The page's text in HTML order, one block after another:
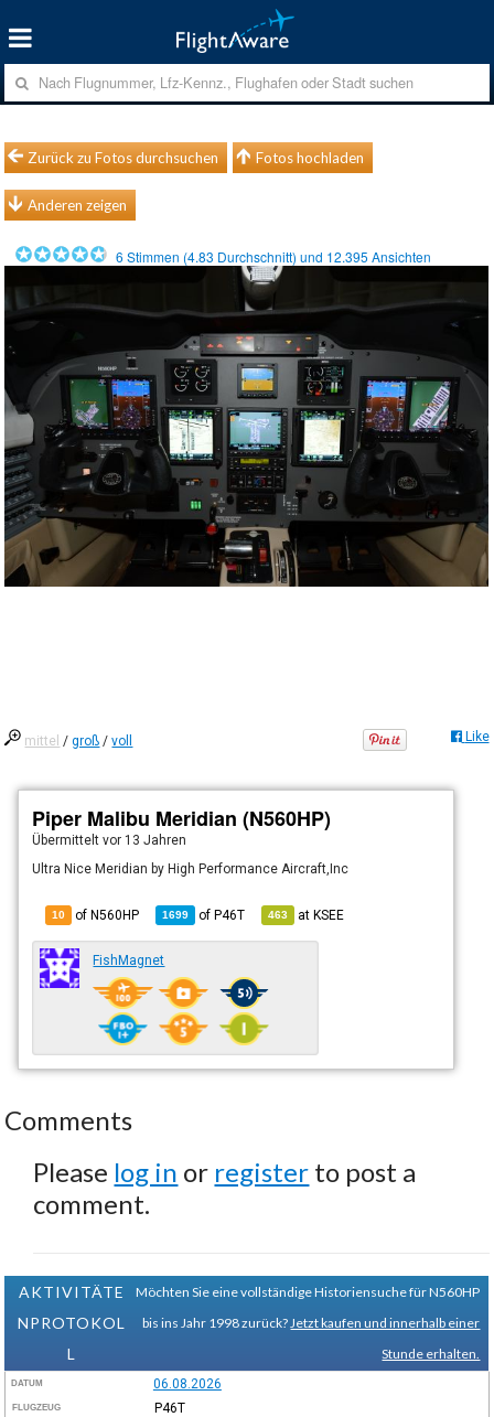
Zurück zu Fotos durchsuchen Fotos hochladen
Anderen zeigen
6 Stimmen (4.83 Durchschnitt) und 12.395 Ansichten
mittel /groß /voll Like
Piper Malibu Meridian (N560HP)
Übermitteltvor 13 Jahren
Ultra Nice Meridian by High Performance Aircraft,Inc
10 of N560HP 1699 ofP46T 463 atKSEE
FishMagnet
Comments
Please log in or register to post a
comment.
AKTIVITÄTE
NPROTOKOL
L
Möchten Sie eine vollständige Historiensuche für N560HP
bis ins Jahr 1998 zurück? Jetzt kaufen und innerhalb einer
Stunde erhalten.
DATUM 06.08.2026
FLUGZEUG P46T